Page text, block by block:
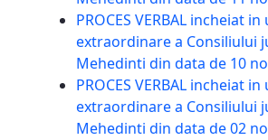
PROCES VERBAL incheiat
extraordinare a Consiliului
Mehedinti din data de 10
PROCES VERBAL incheiat
extraordinare a Consiliului
Mehedinti din data de 02